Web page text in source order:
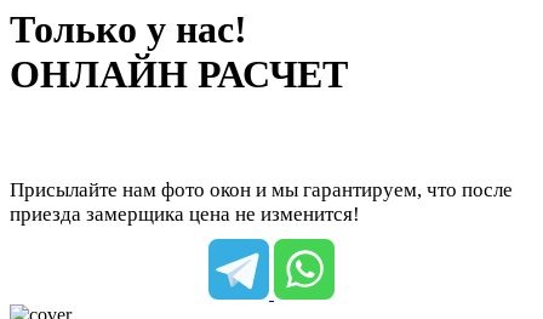
Только у нас!
ОНЛАЙН РАСЧЕТ
Присылайте нам фото окон и мы гарантируем, что после
приезда замерщика цена не изменится!